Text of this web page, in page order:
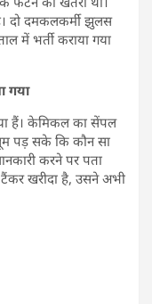
दो दमकलकर्मी झुलस
में भर्ती कराया गया
गया
हैं। केमिकल का सेंपल
पड़ सके कि कौन सा
करने पर पता
खरीदा है, उसने अभी